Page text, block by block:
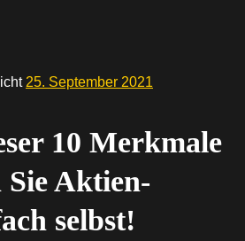
25. September 2021
10 Merkmale
Sie Aktien-
selbst!